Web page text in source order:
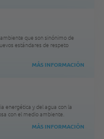
que son sinónimo de
estándares de respeto
MÁS INFORMACIÓN
energética y del agua con la
con el medio ambiente.
MÁS INFORMACIÓN